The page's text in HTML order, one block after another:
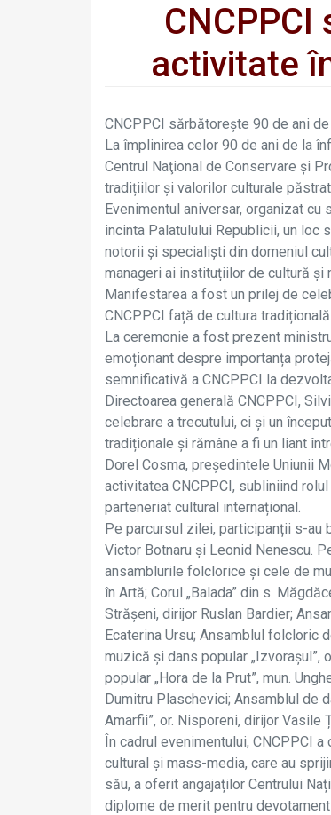
activitate
CNCPPCI sărbătorește 90 de ani
La împlinirea celor 90 de ani de la
Centrul Naţional de Conservare şi
tradițiilor și valorilor culturale
Evenimentul aniversar, organizat
incinta Palatulului Republicii, un
notorii şi specialişti din domeniul
manageri ai instituțiilor de cultură şi
Manifestarea a fost un prilej de
CNCPPCI față de cultura tradițională.
La ceremonie a fost prezent
emoționant despre importanța
semnificativă a CNCPPCI la
Directoarea generală CNCPPCI,
celebrare a trecutului, ci și un
tradiționale și rămâne a fi un liant
Dorel Cosma, președintele Uniunii
activitatea CNCPPCI, subliniind
parteneriat cultural internațional.
Pe parcursul zilei, participanții s-au
Victor Botnaru şi Leonid Nenescu.
ansamblurile folclorice şi cele de
în Artă; Corul „Balada” din s.
Strășeni, dirijor Ruslan Bardier;
Ecaterina Ursu; Ansamblul folcloric
muzică și dans popular „Izvorașul”,
popular „Hora de la Prut”, mun.
Dumitru Plaschevici; Ansamblul de
Amarfii”, or. Nisporeni, dirijor Vasile
În cadrul evenimentului, CNCPPCI
cultural și mass-media, care au
său, a oferit angajaților Centrului
diplome de merit pentru